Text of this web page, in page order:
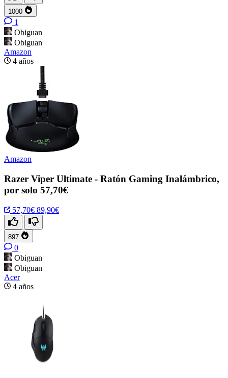
1000
1
Obiguan
Obiguan
Amazon
4 años
Amazon
Razer Viper Ultimate - Ratón Gaming Inalámbrico,
por solo 57,70€
57,70€ 89,90€
897
0
Obiguan
Obiguan
Acer
4 años